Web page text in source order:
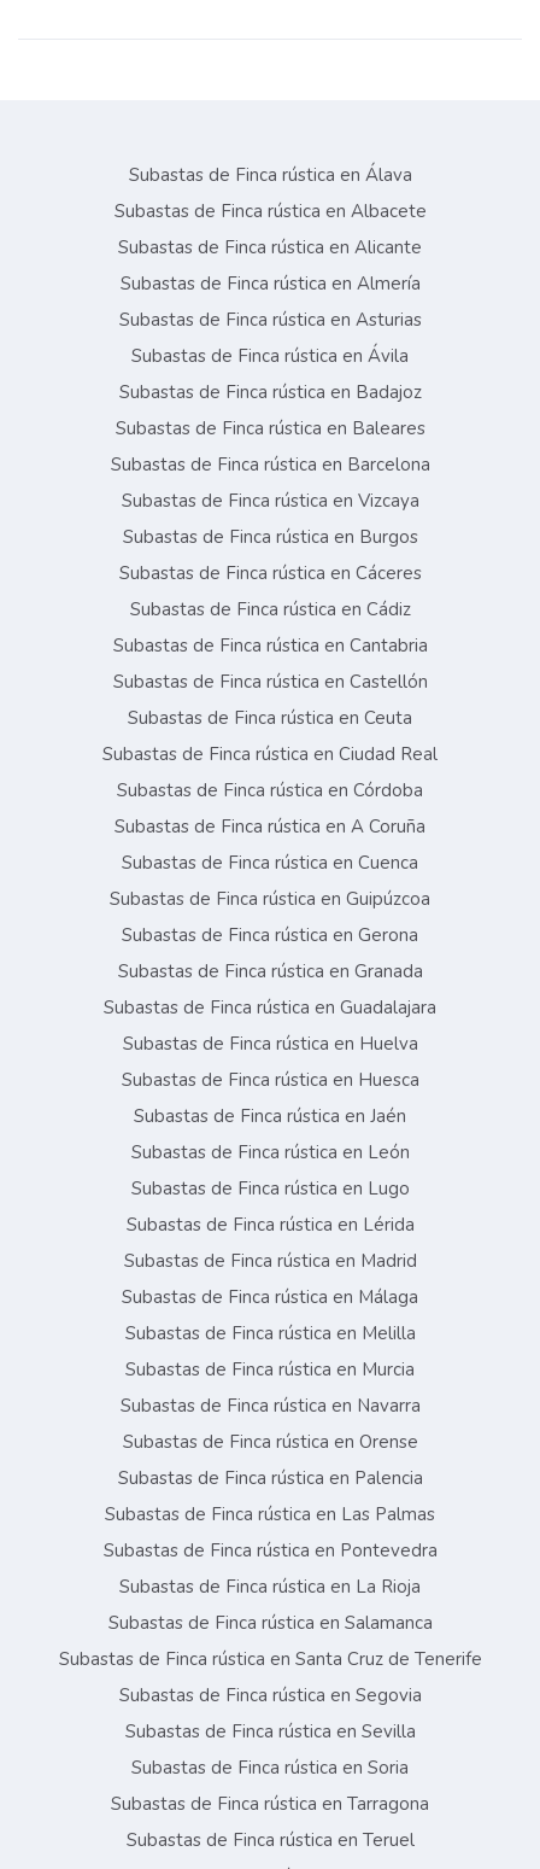
Subastas de Finca rústica en Álava
Subastas de Finca rústica en Albacete
Subastas de Finca rústica en Alicante
Subastas de Finca rústica en Almería
Subastas de Finca rústica en Asturias
Subastas de Finca rústica en Ávila
Subastas de Finca rústica en Badajoz
Subastas de Finca rústica en Baleares
Subastas de Finca rústica en Barcelona
Subastas de Finca rústica en Vizcaya
Subastas de Finca rústica en Burgos
Subastas de Finca rústica en Cáceres
Subastas de Finca rústica en Cádiz
Subastas de Finca rústica en Cantabria
Subastas de Finca rústica en Castellón
Subastas de Finca rústica en Ceuta
Subastas de Finca rústica en Ciudad Real
Subastas de Finca rústica en Córdoba
Subastas de Finca rústica en A Coruña
Subastas de Finca rústica en Cuenca
Subastas de Finca rústica en Guipúzcoa
Subastas de Finca rústica en Gerona
Subastas de Finca rústica en Granada
Subastas de Finca rústica en Guadalajara
Subastas de Finca rústica en Huelva
Subastas de Finca rústica en Huesca
Subastas de Finca rústica en Jaén
Subastas de Finca rústica en León
Subastas de Finca rústica en Lugo
Subastas de Finca rústica en Lérida
Subastas de Finca rústica en Madrid
Subastas de Finca rústica en Málaga
Subastas de Finca rústica en Melilla
Subastas de Finca rústica en Murcia
Subastas de Finca rústica en Navarra
Subastas de Finca rústica en Orense
Subastas de Finca rústica en Palencia
Subastas de Finca rústica en Las Palmas
Subastas de Finca rústica en Pontevedra
Subastas de Finca rústica en La Rioja
Subastas de Finca rústica en Salamanca
Subastas de Finca rústica en Santa Cruz de Tenerife
Subastas de Finca rústica en Segovia
Subastas de Finca rústica en Sevilla
Subastas de Finca rústica en Soria
Subastas de Finca rústica en Tarragona
Subastas de Finca rústica en Teruel